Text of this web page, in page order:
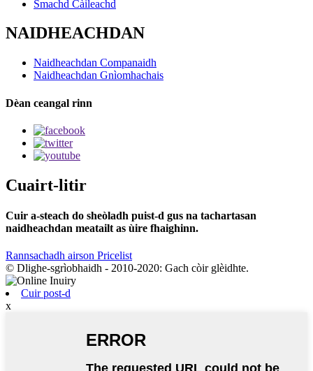
Smachd Càileachd
NAIDHEACHDAN
Naidheachdan Companaidh
Naidheachdan Gnìomhachais
Dèan ceangal rinn
Cuairt-litir
Cuir a-steach do sheòladh puist-d gus na tachartasan
naidheachdan meatailt as ùire fhaighinn.
Rannsachadh airson Pricelist
© Dlighe-sgrìobhaidh - 2010-2020: Gach còir glèidhte.
Cuir post-d
x